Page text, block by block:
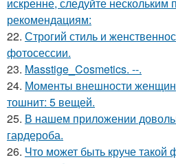
рекомендациям:
22. Строгий стиль и
фотосессии.
23. Masstige_Cosmetics. --.
24. Моменты внешности
тошнит: 5 вещей.
25. В нашем приложении
гардероба.
26. Что может быть круче такой